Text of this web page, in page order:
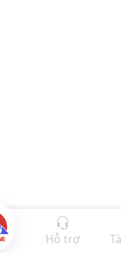
Hỗ trợ